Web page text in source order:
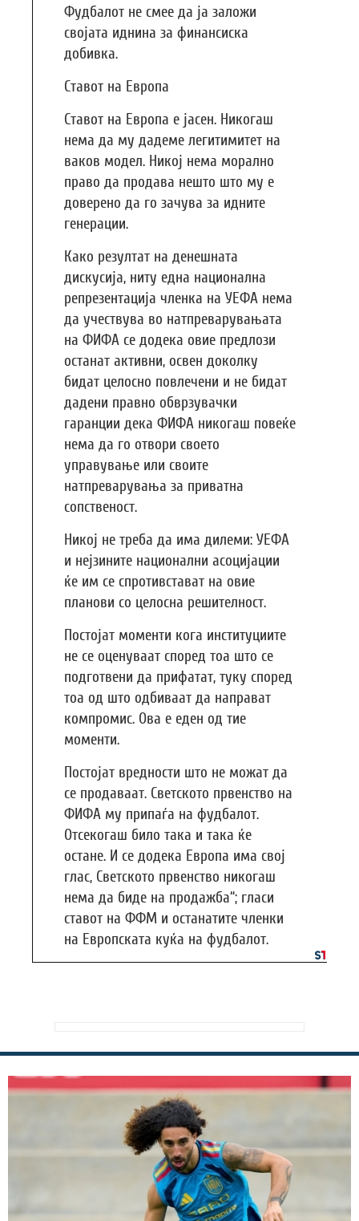
Фудбалот не смее да ја заложи
својата иднина за финансиска
добивка.
Ставот на Европа
Ставот на Европа е јасен. Никогаш
нема да му дадеме легитимитет на
ваков модел. Никој нема морално
право да продава нешто што му е
доверено да го зачува за идните
генерации.
Како резултат на денешната
дискусија, ниту една национална
репрезентација членка на УЕФА нема
да учествува во натпреварувањата
на ФИФА се додека овие предлози
останат активни, освен доколку
бидат целосно повлечени и не бидат
дадени правно обврзувачки
гаранции дека ФИФА никогаш повеќе
нема да го отвори своето
управување или своите
натпреварувања за приватна
сопственост.
Никој не треба да има дилеми: УЕФА
и нејзините национални асоцијации
ќе им се спротивстават на овие
планови со целосна решителност.
Постојат моменти кога институциите
не се оценуваат според тоа што се
подготвени да прифатат, туку според
тоа од што одбиваат да направат
компромис. Ова е еден од тие
моменти.
Постојат вредности што не можат да
се продаваат. Светското првенство на
ФИФА му припаѓа на фудбалот.
Отсекогаш било така и така ќе
остане. И се додека Европа има свој
глас, Светското првенство никогаш
нема да биде на продажба“; гласи
ставот на ФФМ и останатите членки
на Европската куќа на фудбалот.